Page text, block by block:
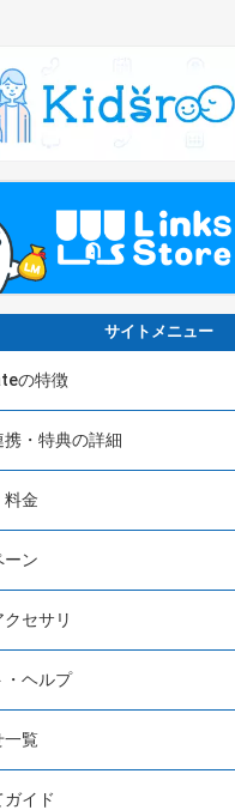
サイトメニュー
の特徴
の特徴
料金がもっとオトクに
容量繰り越し
と通信速度状況
端末保証
携・特典の詳細
・特典の詳細
ソード×ブレイズソウル
リティーダービー
コネクト！Re:Dive
料金
料金
タイプ
算
ーン
ンペーン実施中！
購入キャンペーン第5弾
セサリ
クセサリ
用について
・ヘルプ
ヘルプ
一覧
一覧
ガイド